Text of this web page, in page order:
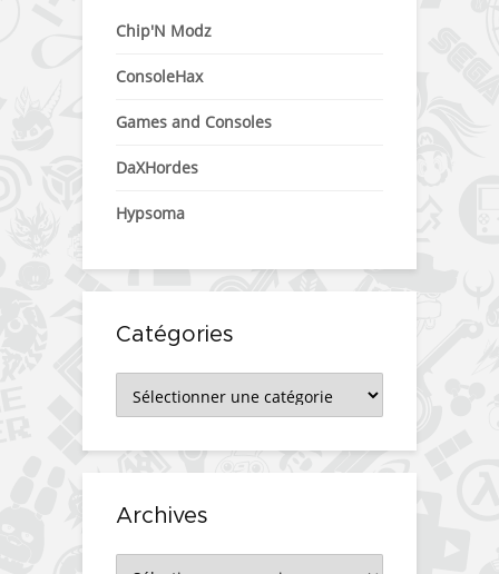
Chip'N Modz
ConsoleHax
Games and Consoles
DaXHordes
Hypsoma
Catégories
Archives